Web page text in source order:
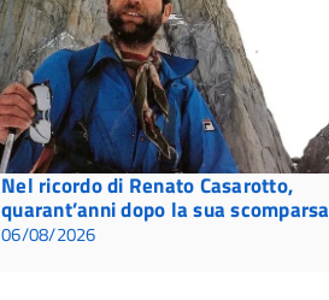
Nel ricordo di Renato Casarotto,
quarant’anni dopo la sua scomparsa
06/08/2026